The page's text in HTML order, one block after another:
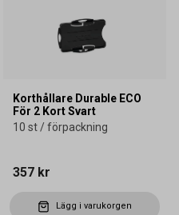
Korthållare Durable ECO
För 2 Kort Svart
10 st / förpackning
357 kr
Lägg i varukorgen